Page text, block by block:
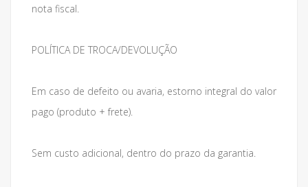
nota fiscal.
POLÍTICA DE TROCA/DEVOLUÇÃO
Em caso de defeito ou avaria, estorno integral do valor
pago (produto + frete).
Sem custo adicional, dentro do prazo da garantia.